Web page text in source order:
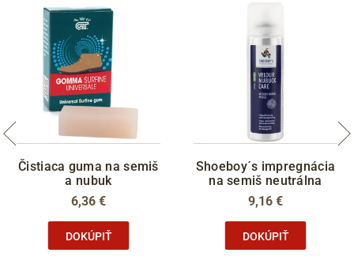
Čistiaca guma na semiš
a nubuk
6,36 €
DOKÚPIŤ
Shoeboy´s impregnácia
na semiš neutrálna
9,16 €
DOKÚPIŤ